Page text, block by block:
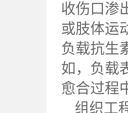
收伤口渗
或肢体运
负载抗生
如，负载
愈合过程
组织工